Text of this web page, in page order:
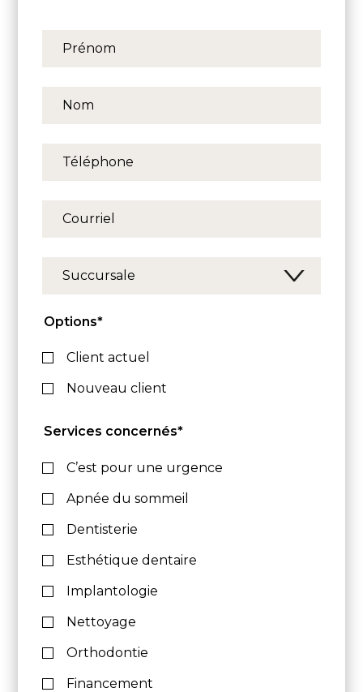
Options*
Client actuel
Nouveau client
Services concernés*
C’est pour une urgence
Apnée du sommeil
Dentisterie
Esthétique dentaire
Implantologie
Nettoyage
Orthodontie
Financement